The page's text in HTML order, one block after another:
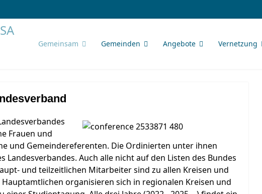
Gemeinsam Gemeinden Angebote Vernetzung
Frauen und
und Gemeindereferenten. Die Ordinierten unter ihnen
Landesverbandes. Auch alle nicht auf den Listen des Bundes
und teilzeitlichen Mitarbeiter sind zu allen Kreisen und
organisieren sich in regionalen Kreisen und